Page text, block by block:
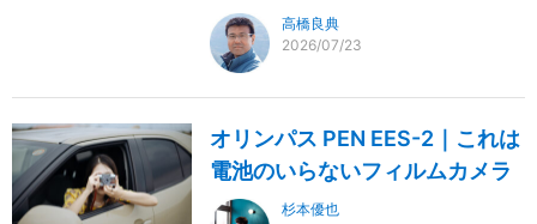
高橋良典
2026/07/23
オリンパス PEN EES-2｜これは
電池のいらないフィルムカメラ
杉本優也